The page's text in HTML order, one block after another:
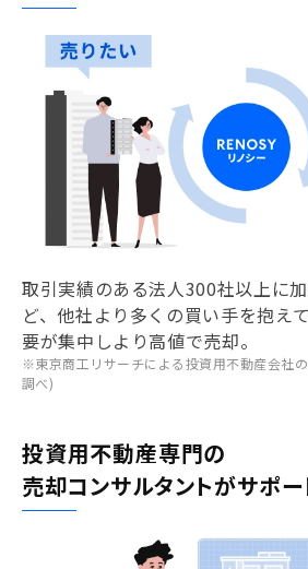
取引実績のある法人300社以上に
ど、他社より多くの買い手を抱え
要が集中しより高値で売却。
※東京商工リサーチによる投資用不動産会社
調べ)
投資用不動産専門の
売却コンサルタントがサポー